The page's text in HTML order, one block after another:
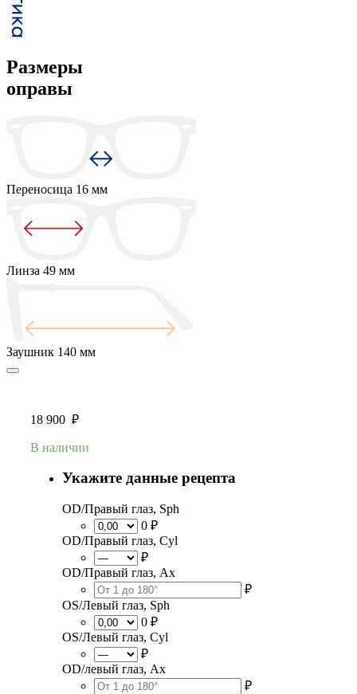
Размеры
оправы
Переносица 16 мм
Линза 49 мм
Заушник 140 мм
18 900 ₽
В наличии
Укажите данные рецепта
OD/Правый глаз, Sph
0 ₽
OD/Правый глаз, Cyl
₽
OD/Правый глаз, Ax
₽
OS/Левый глаз, Sph
0 ₽
OS/Левый глаз, Cyl
₽
OD/левый глаз, Ax
₽